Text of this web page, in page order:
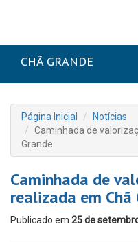
CHÃ GRANDE
Página Inicial
Notícias
Caminhada de
Grande
Caminhada de
realizada em Chã
Publicado em 25 de